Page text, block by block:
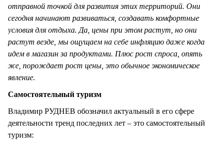
отправной точкой для развития этих территорий. Они
сегодня начинают развиваться, создавать комфортные
условия для отдыха. Да, цены при этом растут, но они
растут везде, мы ощущаем на себе инфляцию даже когда
идем в магазин за продуктами. Плюс рост спроса, опять
же, порождает рост цены, это обычное экономическое
явление.
Самостоятельный туризм
Владимир РУДНЕВ обозначил актуальный в его сфере
деятельности тренд последних лет – это самостоятельный
туризм: